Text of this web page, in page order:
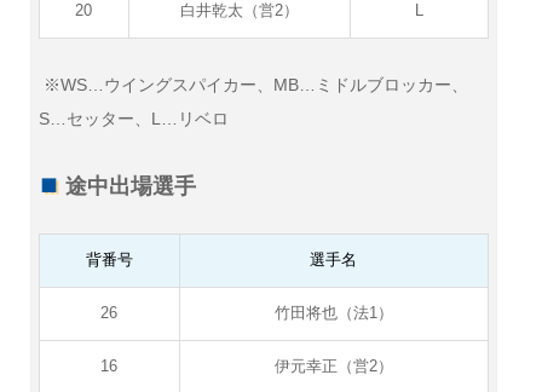
20 白井乾太（営2） L
※WS…ウイングスパイカー、MB…ミドルブロッカー、
S…セッター、L…リベロ
途中出場選手
背番号 選手名
26 竹田将也（法1）
16 伊元幸正（営2）